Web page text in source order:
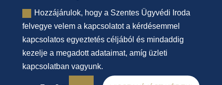
Hozzájárulok, hogy a Szentes Ügyvédi Iroda
felvegye velem a kapcsolatot a kérdésemmel
kapcsolatos egyeztetés céljából és mindaddig
kezelje a megadott adataimat, amíg üzleti
kapcsolatban vagyunk.